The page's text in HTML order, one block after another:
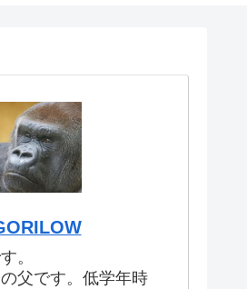
。
父です。低学年時